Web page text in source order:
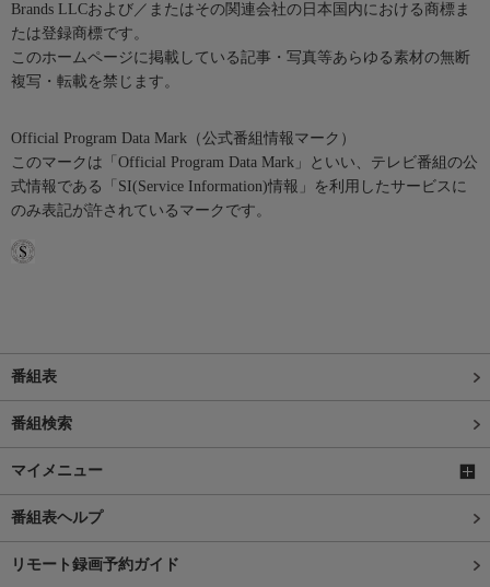
Brands LLCおよび／またはその関連会社の日本国内における商標ま
たは登録商標です。
このホームページに掲載している記事・写真等あらゆる素材の無断
複写・転載を禁じます。
Official Program Data Mark（公式番組情報マーク）
このマークは「Official Program Data Mark」といい、テレビ番組の公
式情報である「SI(Service Information)情報」を利用したサービスに
のみ表記が許されているマークです。
番組表
番組検索
マイメニュー
番組表ヘルプ
リモート録画予約ガイド